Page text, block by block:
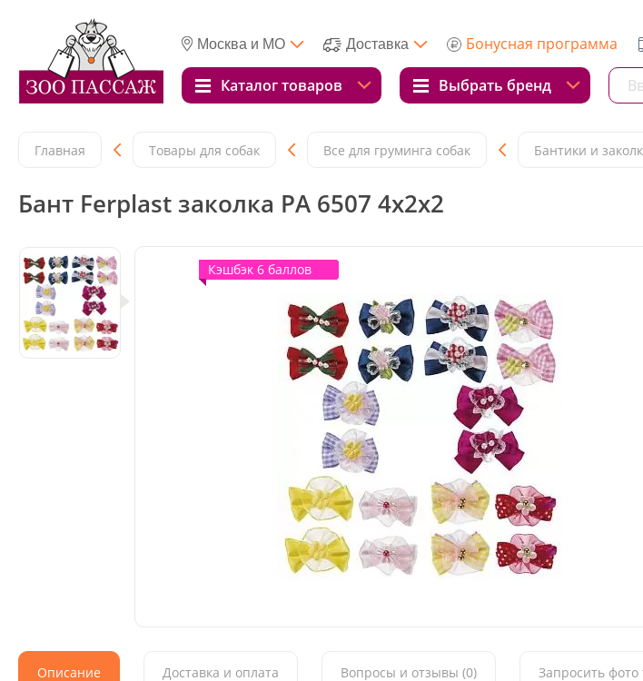
Москва и МО Доставка Бонусная программа
Каталог товаров Выбрать бренд
Главная Товары для собак Все для груминга собак Бантики и
Бант Ferplast заколка PA 6507 4x2x2
Кэшбэк 6 баллов
Кэшбэк 6 баллов
Описание Доставка и оплата Вопросы и отзывы (0) Запросить фото